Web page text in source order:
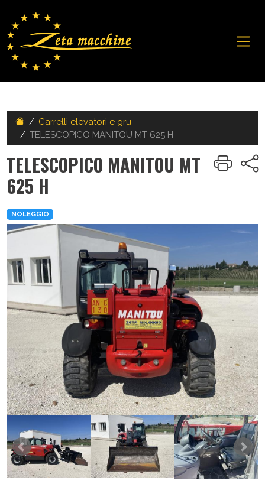
Carrelli elevatori e gru
TELESCOPICO MANITOU MT 625 H
TELESCOPICO MANITOU MT
625 H
NOLEGGIO